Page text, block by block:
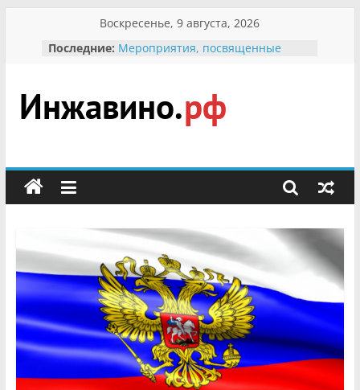
содержимому
Воскресенье, 9 августа, 2026
Последние: Мероприятия, посвященные
гражданин Инжавинского округа»
участнице Великой
Отечественной, фронтовичке
Безопасность в сети Интернет
мероприятии «Сохраним
первоцветы!»
В вольере Воронинского
заповедника родились крапчатые
суслики
Инжавино.рф
сельский
портал